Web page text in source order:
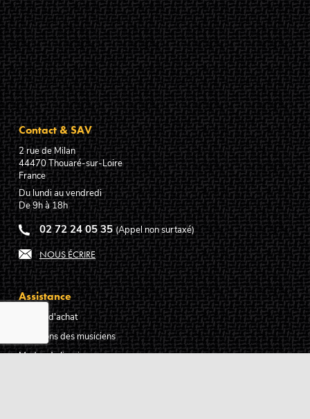
Contact & SAV
2 rue de Milan
44470Thouaré-sur-Loire
France
Du lundi au vendredi
De 9h à 18h
02 72 24 05 35 (Appel non surtaxé)
NOUS ÉCRIRE
Assistance
Guides d'achat
Questions des musiciens
Modes de livraison